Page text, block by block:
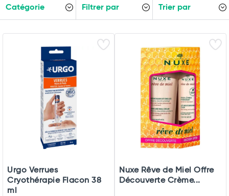
Catégorie Filtrer par Trier par
Urgo Verrues
Cryothérapie Flacon 38
ml
Nuxe Rêve de Miel Offre
Découverte Crème...